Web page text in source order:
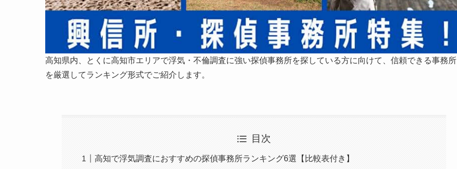
高知県内、とくに高知市エリアで浮気・不倫調査に強い探偵事務所を探している方に向けて、信頼できる事務所
を厳選してランキング形式でご紹介します。
目次
高知で浮気調査におすすめの探偵事務所ランキング6選【比較表付き】